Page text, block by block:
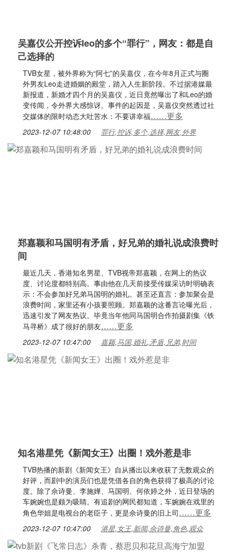
吴嘉仪公开控诉leo的多个“罪行”，网友：都是自
己选择的
TVB女星，被外界称为“阿七”的吴嘉仪，在今年8月正式与圈
外男友Leo走进婚姻的殿堂，踏入人生新阶段。不过据港媒最
新报道，新婚才四个月的吴嘉仪，近日竟然曝出了和Leo的婚
变传闻，令外界大感惊讶。事件的起因是，吴嘉仪突然透过社
交媒体的限时动态大吐苦水：不要讲幸福……更多
2023-12-07 10:48:00 罪行,控诉,多个,选择,网友,外界
郑嘉颖和马国明有矛盾，好兄弟的婚礼说成浪费时
间
最近几天，香港知名男星、TVB视帝郑嘉颖，在网上的热议
度、讨论度都特别高。事由他在几天前接受传媒采访时明确表
示：不会参加好兄弟马国明的婚礼。甚至还直言：参加聚会是
浪费时间，家里还有小孩要照顾。郑嘉颖的这番言论曝光后，
迅速引发了网友热议。毕竟当年他同马国明合作拍摄剧集《铁
马寻桥》成了很好的朋友……更多
2023-12-07 10:47:00 嘉颖,马国,婚礼,矛盾,兄弟,时间
知名港星凭《新闻女王》出圈！戏外惹是非
TVB热播的新剧《新闻女王》自从播出以来收获了无数观众的
好评，而剧中的演员们也是凭借各自的角色获得了极高的讨论
度。除了佘诗曼、李施嬅、马国明、何依婷之外，近日登场的
车婉婉也是颇为吸睛。有追剧的网民都知道，车婉婉在戏里的
角色华姐是电视台的老臣子，更是佘诗曼的旧上司……更多
2023-12-07 10:47:00 港星,女王,新闻,佘诗曼,角色,观众